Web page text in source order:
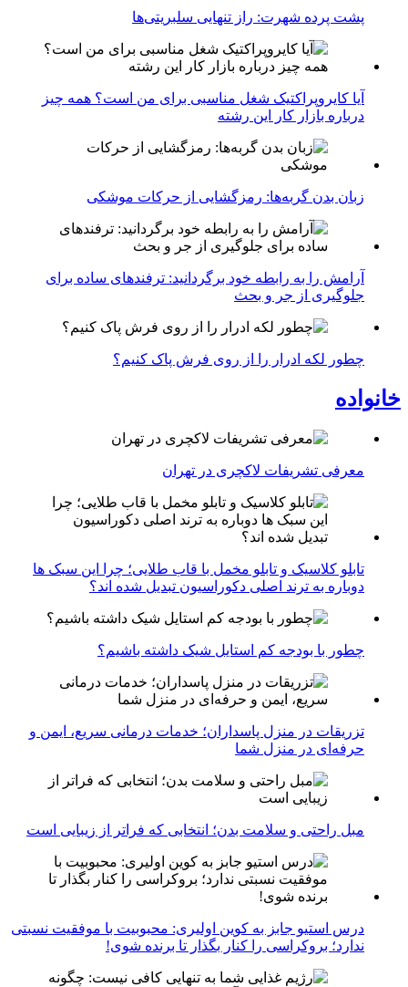
پشت پرده شهرت: راز تنهایی سلبریتی‌ها
آیا کایروپراکتیک شغل مناسبی برای من است؟ همه چیز
درباره بازار کار این رشته
زبان بدن گربه‌ها: رمزگشایی از حرکات موشکی
آرامش را به رابطه خود برگردانید: ترفندهای ساده برای
جلوگیری از جر و بحث
چطور لکه ادرار را از روی فرش پاک کنیم؟
خانواده
معرفی تشریفات لاکچری در تهران
تابلو کلاسیک و تابلو مخمل با قاب طلایی؛ چرا این سبک ها
دوباره به ترند اصلی دکوراسیون تبدیل شده اند؟
چطور با بودجه کم استایل شیک داشته باشیم؟
تزریقات در منزل پاسداران؛ خدمات درمانی سریع، ایمن و
حرفه‌ای در منزل شما
مبل راحتی و سلامت بدن؛ انتخابی که فراتر از زیبایی است
درس استیو جابز به کوین اولیری: محبوبیت با موفقیت نسبتی
ندارد؛ بروکراسی را کنار بگذار تا برنده شوی!